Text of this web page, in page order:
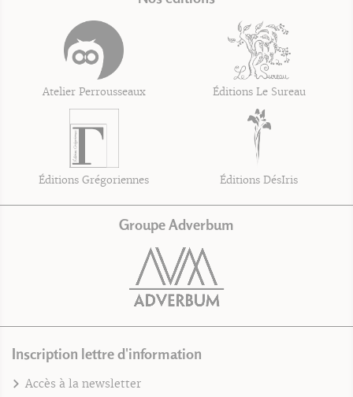
Atelier Perrousseaux Éditions Le Sureau
Éditions Grégoriennes Éditions DésIris
Groupe Adverbum
Inscription lettre d'information
Accès à la newsletter